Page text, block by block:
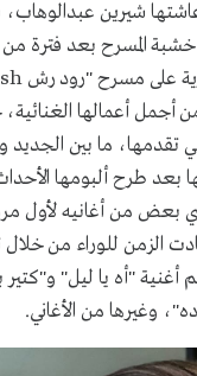
شيرين
المسرح بعد فترة من
أعمالها
تقدمها، ما بين الجديد
بعد طرح ألبومها
بعض من أغانيه لأول
الزمن للوراء من خلال
أغنية "أه يا ليل"
وغيرها من الأغاني.